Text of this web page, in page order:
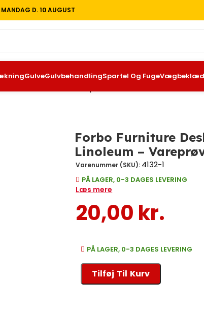
MANDAG D. 10 AUGUST
GulveGulvbehandlingSpartel Og Fuge
Forbo Furniture
Linoleum –
Varenummer (SKU): 4132-1
PÅ LAGER, 0-3 DAGES LEVERING
Læs mere
20,00 kr.
PÅ LAGER, 0-3 DAGES LEVERING
Tilføj Til Kurv